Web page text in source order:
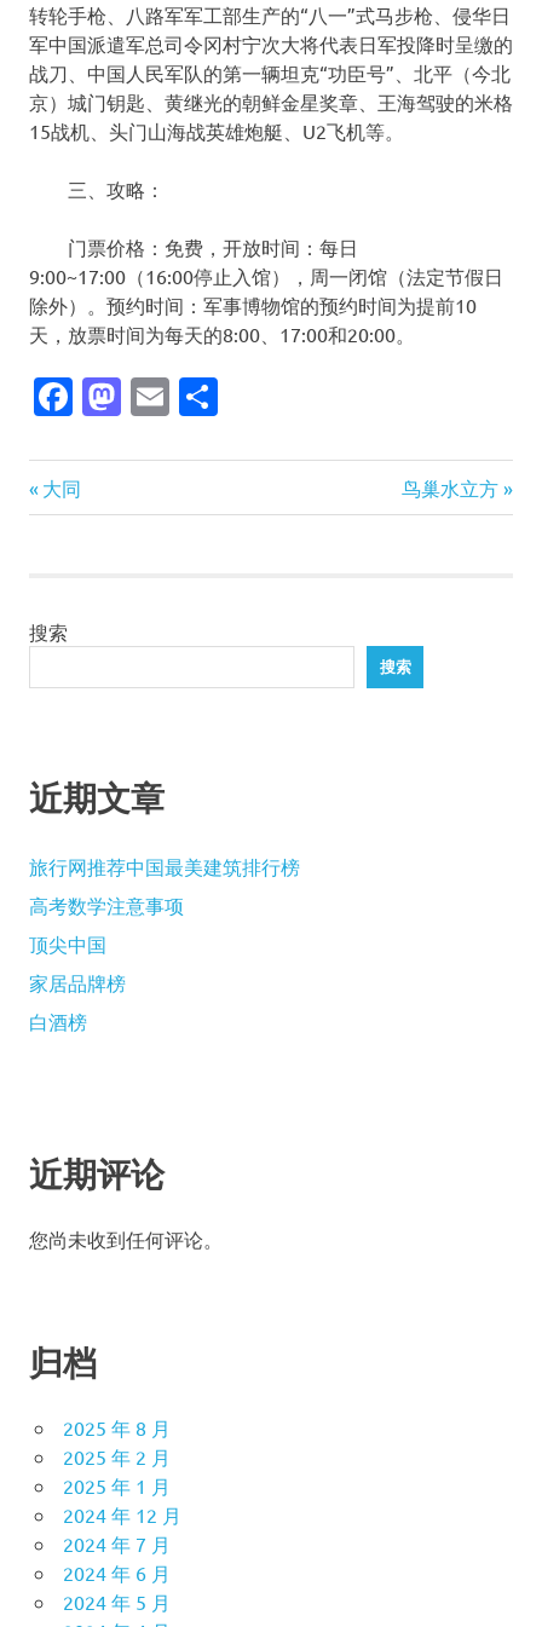
转轮手枪、八路军军工部生产的“八一”式马步枪、侵华日
军中国派遣军总司令冈村宁次大将代表日军投降时呈缴的
战刀、中国人民军队的第一辆坦克“功臣号”、北平（今北
京）城门钥匙、黄继光的朝鲜金星奖章、王海驾驶的米格
15战机、头门山海战英雄炮艇、U2飞机等。
三、攻略：
门票价格：免费，开放时间：每日
9:00~17:00（16:00停止入馆），周一闭馆（法定节假日
除外）。预约时间：军事博物馆的预约时间为提前10
天，放票时间为每天的8:00、17:00和20:00。
Facebook
Mastodon
Email
文
航
Previous
Post:
大同
Next
Post:
鸟巢水立方
搜索
搜索
近期文章
旅行网推荐中国最美建筑排行榜
高考数学注意事项
顶尖中国
家居品牌榜
白酒榜
近期评论
您尚未收到任何评论。
归档
2025 年 8 月
2025 年 2 月
2025 年 1 月
2024 年 12 月
2024 年 7 月
2024 年 6 月
2024 年 5 月